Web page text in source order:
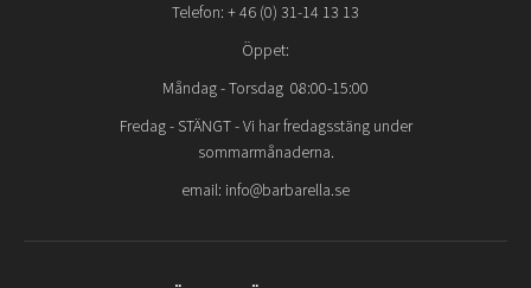
Telefon: + 46 (0) 31-14 13 13
Öppet:
Måndag - Torsdag 08:00-15:00
Fredag - STÄNGT- Vi har fredagsstäng under
sommarmånaderna.
email: info@barbarella.se